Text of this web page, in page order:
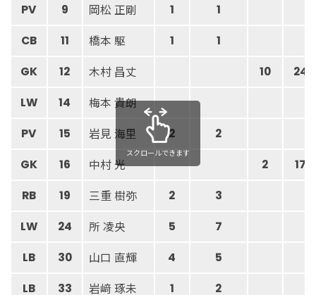
PV 9 岡松 正剛 1 1
CB 11 橋本 駆 1 1
GK 12 木村 昌丈 10 24
LW 14 梅本 貴朗
PV 15 岩見 海里 2 2
GK 16 中村 光 2 17
RB 19 三重 樹弥 2 3
LW 24 所 凌央 5 7
LB 30 山口 直輝 4 5
LB 33 岩﨑 琢未 1 2
スクロールできます